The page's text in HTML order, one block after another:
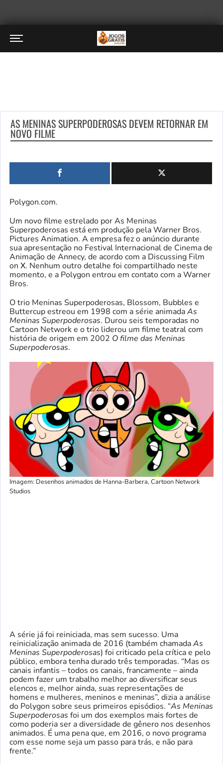
AS MENINAS SUPERPODEROSAS DEVEM RETORNAR EM
NOVO FILME
Polygon.com.
Um novo filme estrelado por As Meninas
Superpoderosas está em produção pela Warner Bros.
Pictures Animation. A empresa fez o anúncio durante
sua apresentação no Festival Internacional de Cinema de
Animação de Annecy, de acordo com a Discussing Film
on X. Nenhum outro detalhe foi compartilhado neste
momento, e a Polygon entrou em contato com a Warner
Bros.
O trio Meninas Superpoderosas, Blossom, Bubbles e
Buttercup estreou em 1998 com a série animadaAs
Meninas Superpoderosas. Durou seis temporadas no
Cartoon Network e o trio liderou um filme teatral com
história de origem em 2002 O filme das Meninas
Superpoderosas.
Imagem: Desenhos animados de Hanna-Barbera, Cartoon Network
Studios
A série já foi reiniciada, mas sem sucesso. Uma
reinicialização animada de 2016 (também chamadaAs
Meninas Superpoderosas) foi criticado pela crítica e pelo
público, embora tenha durado três temporadas. “Mas os
canais infantis – todos os canais, francamente – ainda
podem fazer um trabalho melhor ao diversificar seus
elencos e, melhor ainda, suas representações de
homens e mulheres, meninos e meninas”, dizia a análise
do Polygon sobre seus primeiros episódios. “As Meninas
Superpoderosas foi um dos exemplos mais fortes de
como poderia ser a diversidade de gênero nos desenhos
animados. É uma pena que, em 2016, o novo programa
com esse nome seja um passo para trás, e não para
frente.”